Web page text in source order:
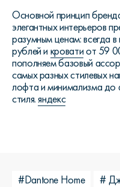
Основной принцип
элегантных интерьеров
разумным ценам: всегда
рублей и кроватиот 59
пополняем базовый
самых разных стилевых
лофта и минимализма до
стиля.яндекс
#Dantone Home #